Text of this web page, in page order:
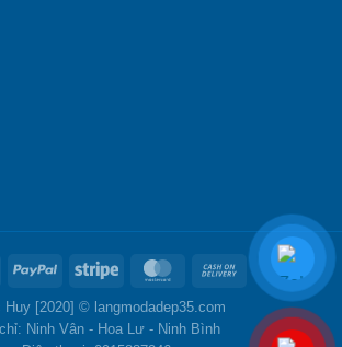
Huy [2020] © langmodadep35.com
Ninh Vân - Hoa Lư - Ninh Bình